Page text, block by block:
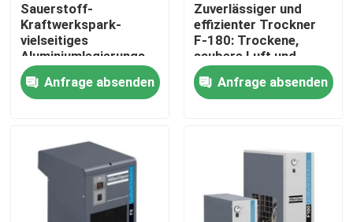
Startseite
Produkte
Über uns
Fabrik Tour
Sauerstoff-
Kraftwerkspark-
vielseitiges
Aluminiumlegierungs-
Material 1000V VSD
Anfrage absenden
Zuverlässiger und
effizienter Trockner
F-180: Trockene,
saubere Luft und
Schutzprodukte
Anfrage absenden